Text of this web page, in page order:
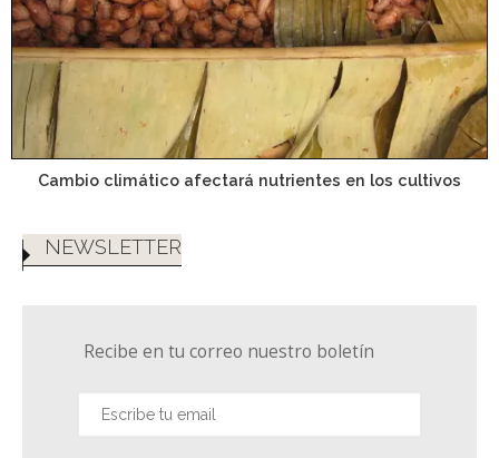
Cambio climático afectará nutrientes en los cultivos
NEWSLETTER
Recibe en tu correo nuestro boletín